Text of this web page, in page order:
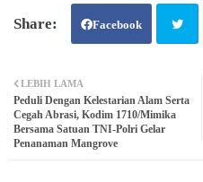
Facebook
ter
LEBIH LAMA
Peduli Dengan Kelestarian Alam Serta
Cegah Abrasi, Kodim 1710/Mimika
Bersama Satuan TNI-Polri Gelar
Penanaman Mangrove